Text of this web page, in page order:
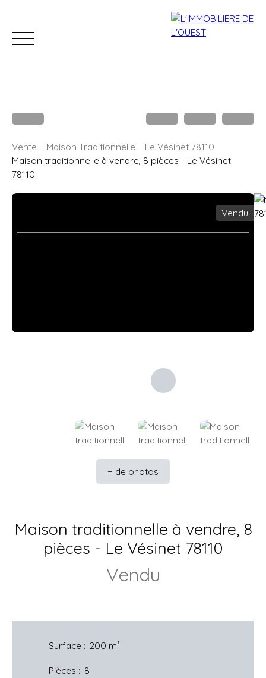
Estimation
Vente Maison Traditionnelle
Le Vésinet 78110
Maison traditionnelle à vendre, 8 pièces - Le Vésinet
78110
Vendu
+ de photos
Maison traditionnelle à vendre, 8
pièces - Le Vésinet 78110
Vendu
Surface : 200 m²
Pièces : 8